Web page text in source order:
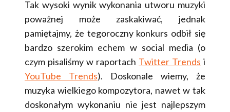
Tak wysoki wynik wykonania utworu muzyki
poważnej może zaskakiwać, jednak
pamiętajmy, że tegoroczny konkurs odbił się
bardzo szerokim echem w social media (o
czym pisaliśmy w raportach Twitter Trends i
YouTube Trends). Doskonale wiemy, że
muzyka wielkiego kompozytora, nawet w tak
doskonałym wykonaniu nie jest najlepszym